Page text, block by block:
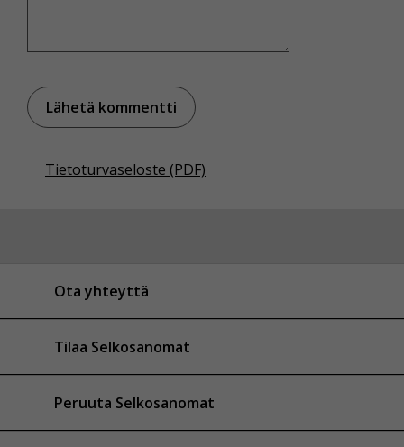
Tietoturvaseloste (PDF)
Ota yhteyttä
Tilaa Selkosanomat
Peruuta Selkosanomat